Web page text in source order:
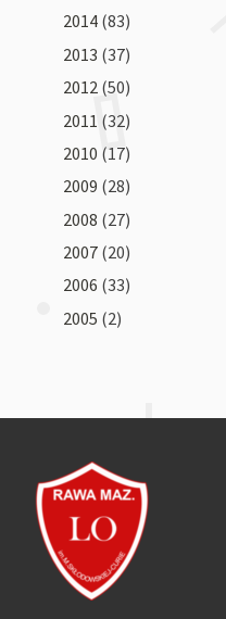
2014 (83)
2013 (37)
2012 (50)
2011 (32)
2010 (17)
2009 (28)
2008 (27)
2007 (20)
2006 (33)
2005 (2)